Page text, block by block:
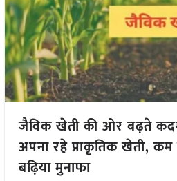
जैविक खेती की ओर बढ़ते
अपना रहे प्राकृतिक खेती,
बढ़िया मुनाफा